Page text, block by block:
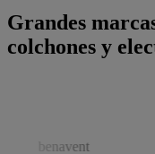
Grandes
colchones y